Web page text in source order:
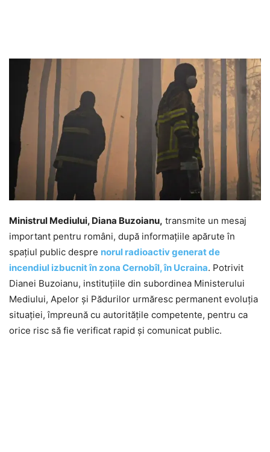
Ministrul Mediului, Diana Buzoianu, transmite un mesaj
important pentru români, după informațiile apărute în
spațiul public despre norul radioactiv generat de
incendiul izbucnit în zona Cernobîl, în Ucraina. Potrivit
Dianei Buzoianu, instituțiile din subordinea Ministerului
Mediului, Apelor și Pădurilor urmăresc permanent evoluția
situației, împreună cu autoritățile competente, pentru ca
orice risc să fie verificat rapid și comunicat public.